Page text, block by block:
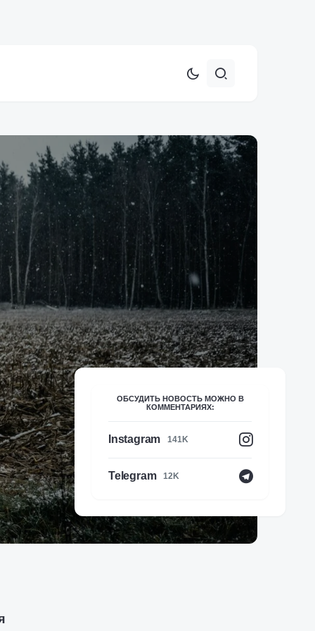
ОБСУДИТЬ НОВОСТЬ МОЖНО В
КОММЕНТАРИЯХ:
Instagram 141K
Telegram 12K